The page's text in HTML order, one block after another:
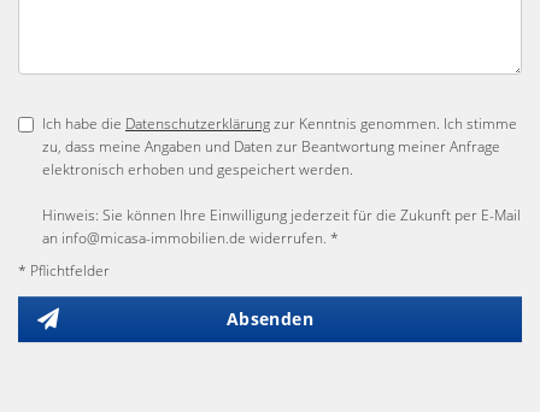
Ich habe die Datenschutzerklärungzur Kenntnis genommen. Ich stimme
zu, dass meine Angaben und Daten zur Beantwortung meiner Anfrage
elektronisch erhoben und gespeichert werden.
Hinweis: Sie können Ihre Einwilligung jederzeit für die Zukunft per E-Mail
an info@micasa-immobilien.de widerrufen. *
* Pflichtfelder
Absenden